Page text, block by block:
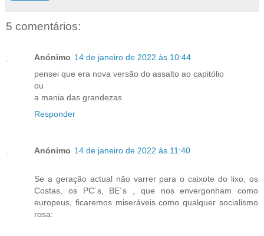
5 comentários:
Anónimo 14 de janeiro de 2022 às 10:44
pensei que era nova versão do assalto ao capitólio
ou
a mania das grandezas
Responder
Anónimo 14 de janeiro de 2022 às 11:40
Se a geração actual não varrer para o caixote do lixo, os
Costas, os PC´s, BE´s , que nos envergonham como
europeus, ficaremos miseráveis como qualquer socialismo
rosa: